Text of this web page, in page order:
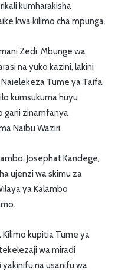
kumharakisha
kwa kilimo cha mpunga.
Zedi, Mbunge wa
na yuko kazini, lakini
Tume ya Taifa
kumsukuma huyu
gani zinamfanya
Naibu Waziri.
Josephat Kandege,
ujenzi wa skimu za
ya Kalambo
kupitia Tume ya
wa miradi
na usanifu wa